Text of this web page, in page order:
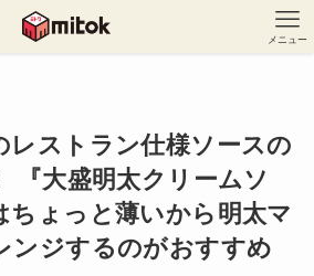
メニュー
レストラン仕様ソースの
『大盛明太クリームソ
ちょっと薄いから明太マ
ンジするのがおすすめ